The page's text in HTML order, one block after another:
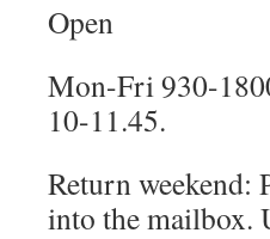
Open
Mon-Fri 930-
10-11.45.
Return weekend:
into the mailbox.